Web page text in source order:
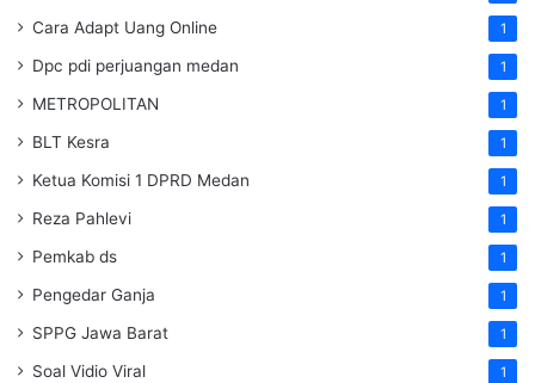
Cara Adapt Uang Online 1
Dpc pdi perjuangan medan 1
METROPOLITAN 1
BLT Kesra 1
Ketua Komisi 1 DPRD Medan 1
Reza Pahlevi 1
Pemkab ds 1
Pengedar Ganja 1
SPPG Jawa Barat 1
Soal Vidio Viral 1